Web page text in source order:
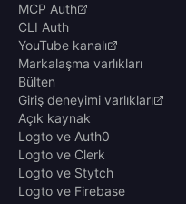
MCP Auth
CLI Auth
YouTube kanalı
Markalaşma varlıkları
Bülten
Giriş deneyimi varlıkları
Açık kaynak
Logto ve Auth0
Logto ve Clerk
Logto ve Stytch
Logto ve Firebase